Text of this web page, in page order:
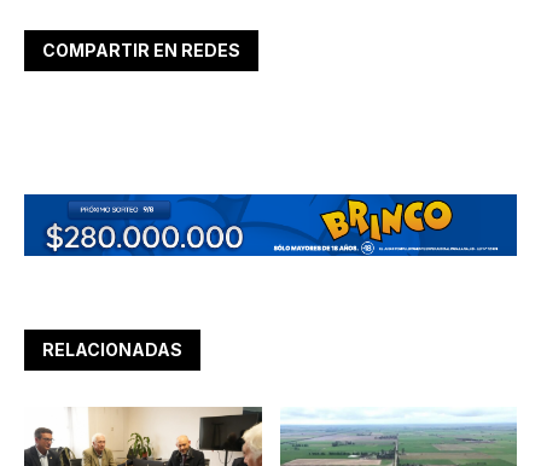
COMPARTIR EN REDES
RELACIONADAS